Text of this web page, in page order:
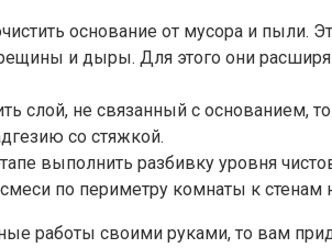
основание от мусора и пыли.
и дыры. Для этого они
слой, не связанный с основанием,
со стяжкой.
выполнить разбивку уровня
по периметру комнаты к
работы своими руками, то вам